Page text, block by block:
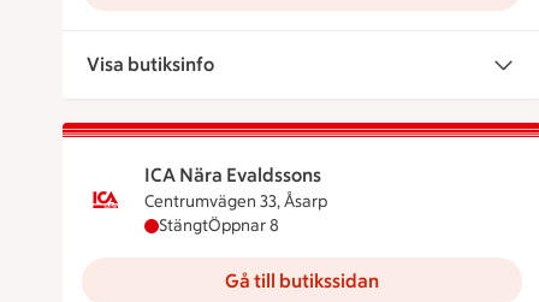
Visa butiksinfo
ICA Nära Evaldssons
Centrumvägen 33, Åsarp
ICA Nära Evaldssons har stängt, öppnar
StängtÖppnar 8
Gå till butikssidan